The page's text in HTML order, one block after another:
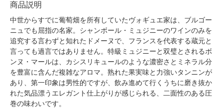
商品説明
中世からすでに葡萄畑を所有していたヴォギュエ家は、ブルゴー
ニュでも屈指の名家。シャンボール・ミュジニーのワインのみを
追究する言わずと知れたドメーヌで、フランスを代表する蔵元と
言っても過言ではありません。特級ミュジニーと双璧とされるボ
ンヌ・マールは、カシスリキュールのような濃密さとミネラル分
を豊富に含んだ複雑なアロマ。熟れた果実味と力強いタンニンが
あり、第一印象は男性的ですが、飲み進めて行くうちに磨き抜か
れた気品漂うエレガント仕上がりが感じられる、二面性のある圧
巻の味わいです。